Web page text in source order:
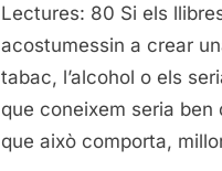
Lectures: 80 Si els
acostumessin a crear
tabac, l’alcohol o els
que coneixem seria
que això comporta,